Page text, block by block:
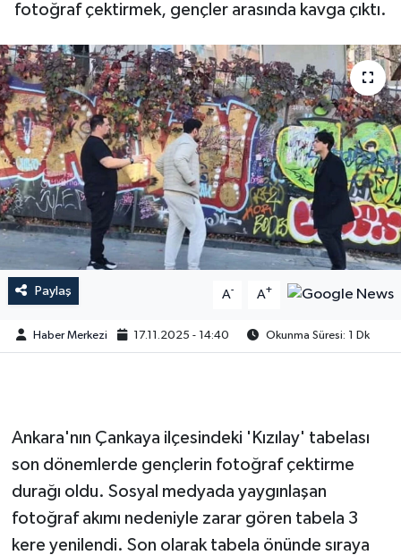
fotoğraf çektirmek, gençler arasında kavga çıktı.
Paylaş A- A+
Haber Merkezi 17.11.2025 - 14:40 Okunma Süresi: 1 Dk
Ankara'nın Çankaya ilçesindeki 'Kızılay' tabelası
son dönemlerde gençlerin fotoğraf çektirme
durağı oldu. Sosyal medyada yaygınlaşan
fotoğraf akımı nedeniyle zarar gören tabela 3
kere yenilendi. Son olarak tabela önünde sıraya